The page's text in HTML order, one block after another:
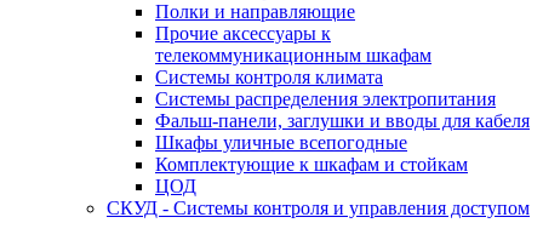
Полки и направляющие
Прочие аксессуары к
телекоммуникационным шкафам
Системы контроля климата
Системы распределения электропитания
Фальш-панели, заглушки и вводы для кабеля
Шкафы уличные всепогодные
Комплектующие к шкафам и стойкам
ЦОД
СКУД - Системы контроля и управления доступом